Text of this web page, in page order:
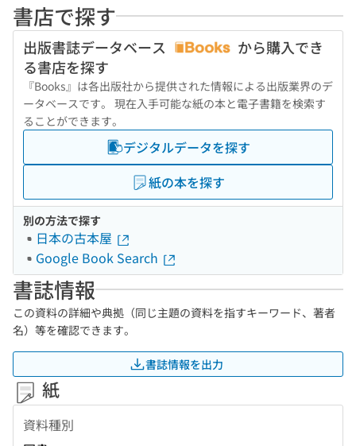
書店で探す
出版書誌データベース
から購入でき
る書店を探す
『Books』は各出版社から提供された情報による出版業界のデ
ータベースです。 現在入手可能な紙の本と電子書籍を検索す
ることができます。
デジタルデータを探す
紙の本を探す
別の方法で探す
日本の古本屋
Google Book Search
書誌情報
この資料の詳細や典拠（同じ主題の資料を指すキーワード、著者
名）等を確認できます。
書誌情報を出力
紙
資料種別